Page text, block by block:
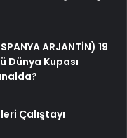
ARJANTİN) 19
Dünya Kupası
Çalıştayı